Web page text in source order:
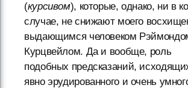
(курсивом), которые, однако, ни в
случае, не снижают моего
выдающимся человеком
Курцвейлом. Да и вообще, роль
подобных предсказаний,
явно эрудированного и очень